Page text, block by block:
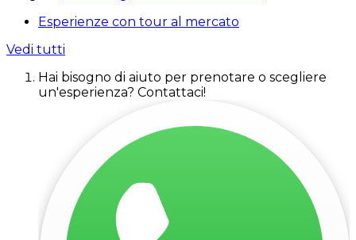
Esperienze con tour al mercato
Vedi tutti
Hai bisogno di aiuto per prenotare o scegliere
un'esperienza? Contattaci!